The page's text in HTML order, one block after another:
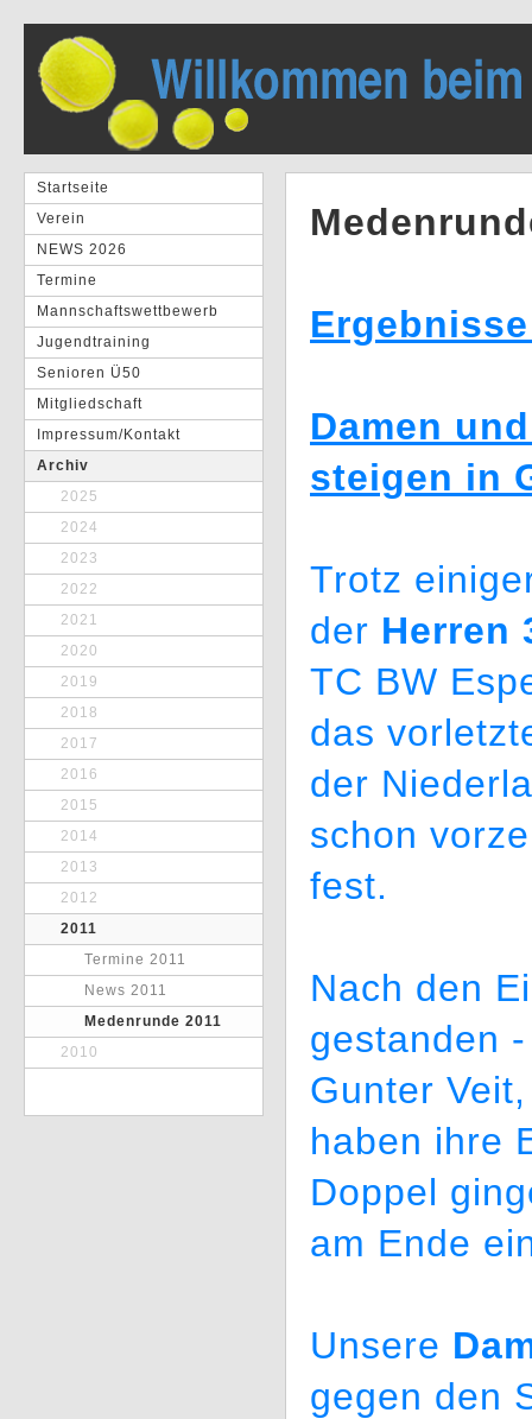
Startseite
Verein
NEWS 2026
Termine
Mannschaftswettbewerb
Jugendtraining
Senioren Ü50
Mitgliedschaft
Impressum/Kontakt
Archiv
2025
2024
2023
2022
2021
2020
2019
2018
2017
2016
2015
2014
2013
2012
2011
Termine 2011
News 2011
Medenrunde 2011
2010
Damen
steigen in
Trotz
der Herren
TC BW
das
der
schon
fest.
Nach den
gestanden
Gunter
haben ihre
Doppel
am Ende
Unsere
gegen den